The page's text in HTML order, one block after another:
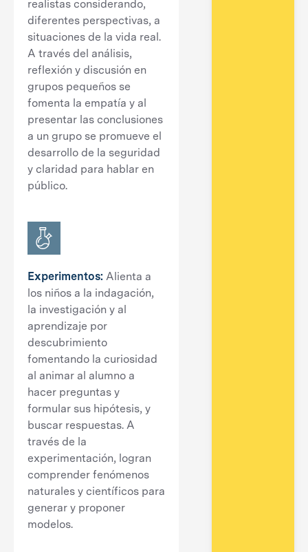
realistas considerando,
diferentes perspectivas, a
situaciones de la vida real.
A través del análisis,
reflexión y discusión en
grupos pequeños se
fomenta la empatía y al
presentar las conclusiones
a un grupo se promueve el
desarrollo de la seguridad
y claridad para hablar en
público.
Experimentos: Alienta a
los niños a la indagación,
la investigación y al
aprendizaje por
descubrimiento
fomentando la curiosidad
al animar al alumno a
hacer preguntas y
formular sus hipótesis, y
buscar respuestas. A
través de la
experimentación, logran
comprender fenómenos
naturales y científicos para
generar y proponer
modelos.